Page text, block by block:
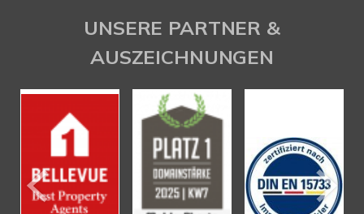
UNSERE PARTNER &
AUSZEICHNUNGEN